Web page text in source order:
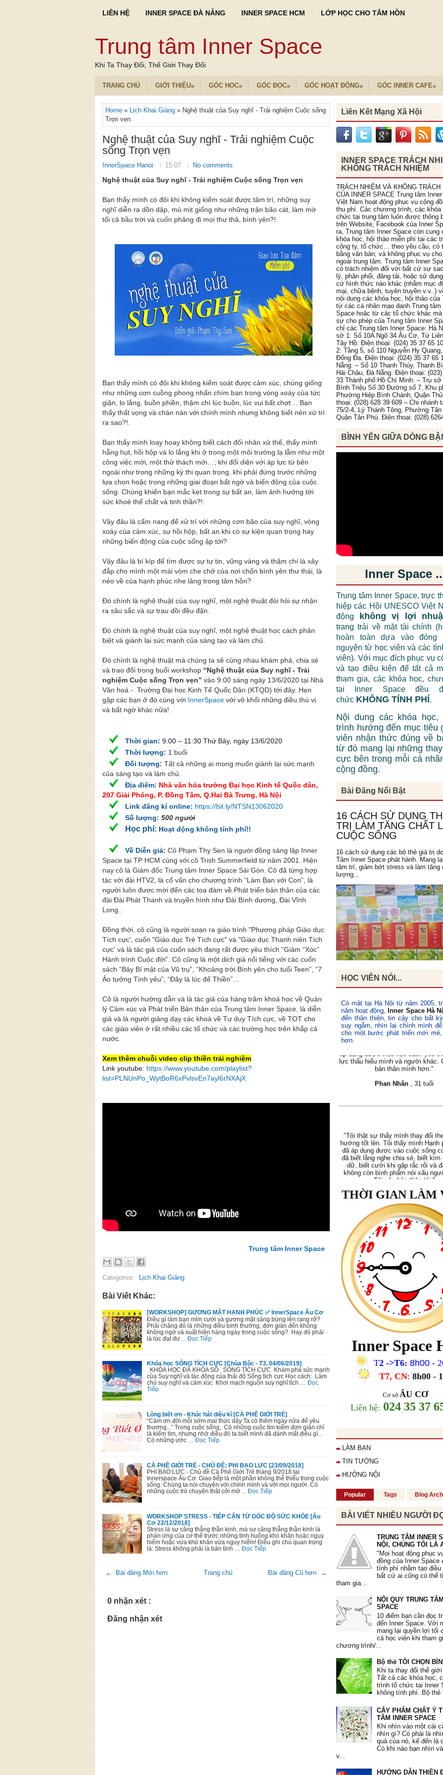
LIÊN HỆ INNER SPACE ĐÀ NẴNG INNER SPACE HCM LỚP HỌC CHO TÂM HỒN
Trung tâm Inner Space
Khi Ta Thay Đổi, Thế Giới Thay Đổi
TRANG CHỦ GIỚI THIỆU» GÓC HỌC» GÓC ĐỌC» GÓC HOẠT ĐỘNG» GÓC INNER CAFE»
Home » Lịch Khai Giảng » Nghệ thuật của Suy nghĩ - Trải nghiệm Cuộc sống
Trọn vẹn
Nghệ thuật của Suy nghĩ - Trải nghiệm Cuộc
sống Trọn vẹn
InnerSpace Hanoi 15:07 No comments
Nghệ thuật của Suy nghĩ - Trải nghiệm Cuộc sống Trọn vẹn
Bạn thấy mình có đôi khi không kiểm soát được tâm trí, những suy
nghĩ diễn ra dồn dập, mù mịt giống như những trận bão cát, làm mờ
tối cả bầu trời và cuốn phăng đi mọi thư thả, bình yên?!.
Bạn thấy mình có đôi khi không kiểm soát được cảm xúc, chúng giống
như những cơn cuồng phong nhấn chìm bạn trong vòng xoáy của tức
giận, lo lắng, buồn phiền, thậm chí lúc buồn, lúc vui bất chợt… Bạn
thấy thất vọng và chán nản với chính mình nhưng không biết nên xử trí
ra sao?!.
Bạn thấy mình loay hoay không biết cách đối nhân xử thế, thấy mình
hẫng hụt, hồi hộp và lo lắng khi ở trong một môi trường lạ lẫm như một
công việc mới, một thử thách mới…; khi đối diện với áp lực từ bên
ngoài như trong những kỳ thi quan trọng, khi phải đứng trước những
lựa chọn hoặc trong những giai đoạn bất ngờ và biến động của cuộc
sống. Chúng khiến bạn mắc kẹt trong sự bất an, làm ảnh hưởng tới
sức khoẻ thể chất và tinh thần?!.
Vậy đâu là cẩm nang để xử trí với những cơn bão của suy nghĩ, vòng
xoáy của cảm xúc, sự hồi hộp, bất an khi có sự kiện quan trọng hay
những biến động của cuộc sống ập tới?
Vậy đâu là bí kíp để tìm được sự tự tin, vững vàng và thậm chí là xây
đắp cho mình một mái vòm che chở của nơi chốn bình yên thư thái, là
nẻo về của hạnh phúc nhẹ lâng trong tâm hồn?
Đó chính là nghệ thuật của suy nghĩ, một nghệ thuật đòi hỏi sự nhận
ra sâu sắc và sự trau dồi đều đặn.
Đó chính là nghệ thuật của suy nghĩ, một nghệ thuật học cách phân
biệt và giành lại sức mạnh của sáng tạo và làm chủ.
Đó chính là nghệ thuật mà chúng ta sẽ cùng nhau khám phá, chia sẻ
và trao đổi trong buổi workshop “Nghệ thuật của Suy nghĩ - Trải
nghiệm Cuộc sống Trọn vẹn” vào 9:00 sáng ngày 13/6/2020 tại Nhà
Văn hoá - Trường Đại học Kinh Tế Quốc Dân (KTQD) tới đây. Hẹn
gặp các bạn ở đó cùng với InnerSpace với vô khối những điều thú vị
và bất ngờ khác nữa!
Thời gian: 9:00 – 11:30 Thứ Bảy, ngày 13/6/2020
Thời lượng: 1 buổi
Đối tượng: Tất cả những ai mong muốn giành lại sức mạnh
của sáng tạo và làm chủ.
Địa điểm: Nhà văn hóa trường Đại học Kinh tế Quốc dân,
207 Giải Phóng, P. Đồng Tâm, Q.Hai Bà Trưng, Hà Nội
Link đăng kí online: https://bit.ly/NTSN13062020
Số lượng: 500 người
Học phí: Hoạt động không tính phí!!
Về Diễn giả: Cô Phạm Thỵ Sen là người đồng sáng lập Inner
Space tại TP HCM cùng với cô Trish Summerfield từ năm 2001. Hiện
nay cô là Giám đốc Trung tâm Inner Space Sài Gòn. Cô đã từng hợp
tác với đài HTV2, là cố vấn cho chương trình “Làm Bạn với Con”, là
người luôn được mời đến các toạ đàm về Phát triển bản thân của các
đài Đài Phát Thanh và truyền hình như Đài Bình dương, Đài Vĩnh
Long..
Đồng thời, cô cũng là người soạn ra giáo trình "Phương pháp Giáo dục
Tích cực', cuốn "Giáo dục Trẻ Tích cực" và "Giáo dục Thanh niên Tích
cực' và là tác giả của cuốn sách đang rất được yêu thích “Giảm “Xóc”
Hành trình Cuộc đời”. Cô cũng là một dịch giả nổi tiếng với các cuốn
sách “Bảy Bí mật của Vũ trụ”, “Khoảng trời Bình yên cho tuổi Teen”, “7
Ảo tưởng Tình yêu”, “Đây là lúc để Thiền”…
Cô là người hướng dẫn và là tác giả của hàng trăm khoá học về Quản
lý Cảm xúc và Phát triển Bản thân của Trung tâm Inner Space, là diễn
giả và là người giảng dạy các khoá về Tư duy Tích cực, về TOT cho
các giáo viên ở rất nhiều các tổ chức và các trường học trên khắp cả
nước.
Xem thêm chuỗi video clip thiền trải nghiệm
Link youtube: https://www.youtube.com/playlist?
list=PLNUnPo_WytBoR6xPvlsvEn7ayl6rNXAjX
Trung tâm Inner Space
Categories: Lịch Khai Giảng
Bài Viết Khác:
[WORKSHOP] GƯƠNG MẶT HẠNH PHÚC ✅ InnerSpace Âu Cơ
Điều gì làm bạn mỉm cười và gương mặt sáng bừng lên rạng rỡ?
Phải chăng đó là những điều bình thường, đơn giản đến không
không ngờ và xuất hiện hàng ngày trong cuộc sống? Hay đó phải
là lúc đạt đư…
Đọc Tiếp
Khóa học SỐNG TÍCH CỰC [Chùa Bộc - T3, 04/06/2019]
KHÓA HỌC ĐÃ KHÓA SỔ SỐNG TÍCH CỰC Khám phá sức mạnh
của Suy nghĩ và tác động của thái độ Sống tích cực Học cách: Làm
chủ suy nghĩ và cảm xúc Khơi mạch nguồn suy nghĩ tích …
Đọc
Tiếp
Lòng biết ơn - Khúc hát diệu kì [CÀ PHÊ GIỚI TRẺ]
“Cảm ơn đời mỗi sớm mai thức dậy Ta có thêm ngày nữa để yêu
thương...” Trong cuộc sống, Có những cuộc tìm kiếm đơn giản chỉ
là kiếm tìm, nhưng nhờ điều đó ta biết mình đã đánh mất điều gì...
Có những ước …
Đọc Tiếp
CÀ PHÊ GIỚI TRẺ - CHỦ ĐỀ: PHI BẠO LỰC [23/09/2018]
PHI BẠO LỰC - Chủ đề Cà Phê Giới Trẻ tháng 9/2018 tại
Innerspace Âu Cơ. Giao tiếp là một phần không thể thiếu trong cuộc
sống. Chúng ta nói chuyện với chính mình và với mọi người. Có
những cuộc trò chuyện thật cởi mở…
Đọc Tiếp
WORKSHOP STRESS - TIẾP CẬN TỪ GÓC ĐỘ SỨC KHỎE [Âu
Cơ 22/12/2018]
Stress là sự căng thẳng thần kinh, mà sự căng thẳng thần kinh là
phản ứng của cơ thể trước những tình huống khó khăn hoặc nguy
hiểm hoặc vừa khó khăn vừa nguy hiểm! Điều ghi chú quan trọng
là: Stress không phải là bản tính …
Đọc Tiếp
← Bài đăng Mới hơn Bài đăng Cũ hơn →
Trang chủ
0 nhận xét :
Đăng nhận xét
Liên Kết Mạng Xã Hội
INNER SPACE TRÁCH
KHÔNG TRÁCH NHIỆM
TRÁCH NHIỆM VÀ KHÔNG TRÁCH
CỦA INNER SPACE Trung tâm
Việt Nam hoạt động phục vụ cộng
thu phí. Các chương trình, các
chức tại trung tâm luôn được thông
trên Website, Facebook của Inner
ra, Trung tâm Inner Space còn cung
khóa học, hội thảo miễn phí tại các
công ty, tổ chức… theo yêu cầu, có
bằng văn bản; và không phục vụ
ngoài trung tâm. Trung tâm Inner
có trách nhiệm đối với bất cứ sự
lý, phân phối, đăng tải, hoặc sử
cứ hình thức nào khác (nhằm mục
mại, chữa bệnh, tuyên truyền v.v..)
nội dung các khóa học, hội thảo của
từ các cá nhân mạo danh Trung tâm
Space hoặc từ các tổ chức khác
sự cho phép của Trung tâm Inner
chỉ các Trung tâm Inner Space: Hà
sở 1: Số 10A Ngõ 34 Âu Cơ, Tứ
Tây Hồ. Điện thoại: (024) 35 37 65
2: Tầng 5, số 110 Nguyễn Hy
Đống Đa. Điện thoại: (024) 35 37 65
Nẵng: – Số 10 Thanh Thủy, Thanh
Hải Châu, Đà Nẵng. Điện thoại:
33 Thành phố Hồ Chí Minh: – Trụ
Bình Triệu Số 30 Đường số 7, Khu
Phường Hiệp Bình Chánh, Quận
thoại: (028) 628 39 609 – Chi nhánh
75/2-4, Lý Thánh Tông, Phường
Quận Tân Phú. Điện thoại: (028)
BÌNH YÊN GIỮA DÒNG
Inner Space
Trung tâm Inner Space, trực
hiệp các Hội UNESCO Việt
động
không vị lợi
trang trải về mặt tài chính
hoàn toàn dựa vào đóng
nguyện từ học viên và các
viên). Với mục đích phục vụ
và tạo điều kiện để tất cả
tham gia, các khóa học,
tại Inner Space đều
chức KHÔNG TÍNH PHÍ.
Nội dung các khóa học,
trình hướng đến mục tiêu
viên nhận thức đúng về
từ đó mang lại những
cực bên trong mỗi cá
cộng đồng.
Bài Đăng Nổi Bật
16 CÁCH SỬ DỤNG
TRỊ LÀM TĂNG CHẤT
CUỘC SỐNG
16 cách sử dụng các bộ thẻ giá trị
Tâm Inner Space phát hành. Mang
tâm trí, giảm bớt stress và làm tăng
lượng...
HỌC VIÊN NÓI...
Có mặt tại Hà Nội từ năm 2005,
năm hoạt động, Inner Space Hà
đến thân thiện, tin cậy cho bất
suy ngẫm, nhìn lại chính mình để
cho một bước phát triển mới
hơn.
Lớp Học:
Quý Trọng Bản Thân
"Sau khoá họcQuý Trọng Bản
nhận biết được giá trị của bản
ngày tôi tự cười tươi với mình và
xuyên tự nhắc nhở với chính mình
giá trị mình có. Đã bắt đầu biết
dữ, tôn trọng những người xung
Lan Hương, 48 tuổi
"Khoá họcQuý Trọng Bản Thân
thời gian nhìn lại, quan sát bản
cuộc sống xung quanh mình, giúp
vấn đề của mình và hướng giải
áp dụng được việc học cách yêu
bản thân mình hơn."
Phan Nhân, 31 tuổi
hướng tốt lên. Tôi thấy mình Hạnh
đã áp dụng được vào cuộc sống
đã biết lắng nghe chia sẻ, biết kìm
dữ, biết cười khi gặp rắc rối và
không còn bình phẩm nói xấu
Tôi yêu bản thân tôi."
"Tôi học được nhiều phương
nâng cao lòng quí trọng bản
dụng phương pháp 10’ mỗi sáng
Tôi biết đối mặt với những thất
biếm và những thói quen xấu. Tôi
quí mình hơn, quan tâm và dành
chăm sóc bản thân."
Mạnh Hà, 26 tuổi
"Từ khi tham gia khoá học, em
sâu sắc hơn mình đang tự huỷ
thui chột đi những giá trị vốn có
Qua các bài tập, các tấm thẻ giá
thuật toán, trắc nghiệm, em hiểu
thân và thôi không lo lắng về những
trước mắt nữa."
Hồng Hạnh, 19 tuổi
Lớp Học:
"Giận dữ là một liều thuốc độc,
mình càng thấy không thể tự
thuốc độc vào mình
Tuyết Mai, 30 tuổi
"Các bài tập thực hành giúp em
nhiều điều từ chính bản thân mình
sống, đặc biệt là bài tập trao yêu
này là nhận ra trách nhiệm của
sức khỏe nội tâm của bản
Phương Hoa, 36 tuổi
THỜI GIAN LÀM
Inner Space
T2 ->T6: 8h00 -
T7, CN:8h00 -
Cơ sở ÂU CƠ
Liên hệ: 024 35 37
LÀM BẠN
TIN TƯỞNG
HƯỚNG NỘI
Popular Tags Blog
BÀI VIẾT NHIỀU NGƯỜI
TRUNG TÂM INNER
NỘI, CHÚNG TÔI LÀ
"Mọi hoạt động phục
đồng của Inner Space
tính phí nhằm tạo điều
bất cứ ai cũng có thể
tham gia...
NỘI QUY TRUNG
SPACE
10 điểm bạn cần đọc
đến Inner Space. Với
mang lại quyền lợi tối
cả học viên khi tham
chương trình/...
Bộ thẻ TÔI CHỌN
Khi ta thay đổi thế
Tất cả các khóa học,
trình tổ chức tại Inner
không tính phí. Bộ thẻ
CÂY PHẨM CHẤT Ý
TÂM INNER SPACE
Khi nhìn vào một cái
nhìn gì? Có phải là
quả của nó, kế đến là
Có khi nào bạn nhìn
v...
HƯỚNG DẪN THIỀN